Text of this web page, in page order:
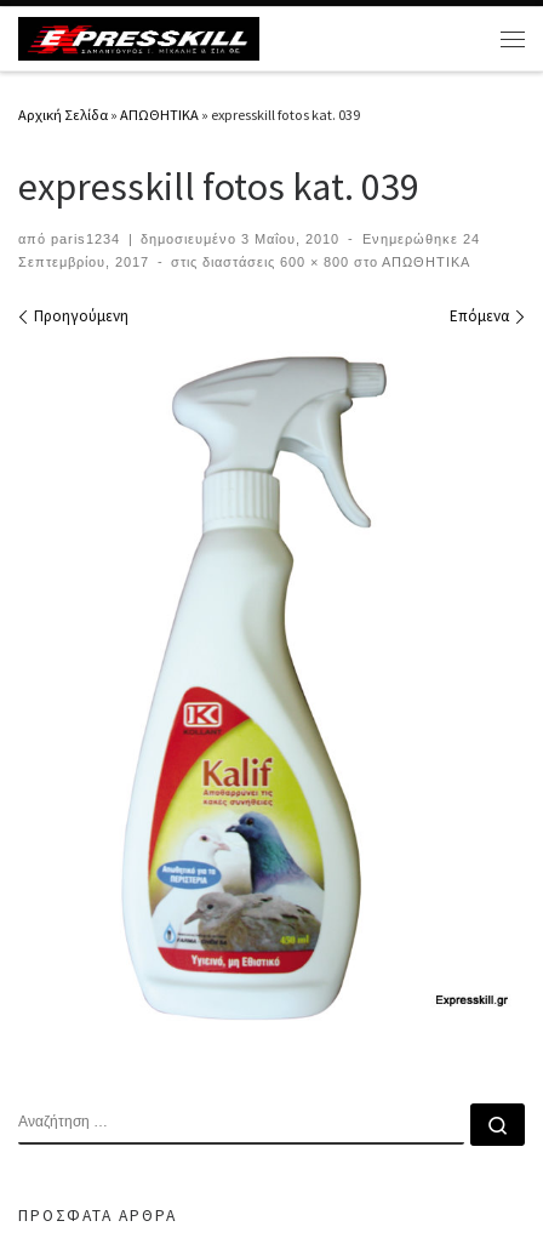
Μετάβαση στο περιεχόμενο
Αρχική Σελίδα » ΑΠΩΘΗΤΙΚΑ » expresskill fotos kat. 039
expresskill fotos kat. 039
από paris1234 | δημοσιευμένο3 Μαΐου, 2010 - Ενημερώθηκε 24
Σεπτεμβρίου, 2017
- στις διαστάσεις 600 × 800 στο ΑΠΩΘΗΤΙΚΑ
Περιήγηση εικόνων
Προηγούμενη Επόμενα
ΑΝΑΖΉΤΗΣΗ
ΠΡΌΣΦΑΤΑ ΆΡΘΡΑ